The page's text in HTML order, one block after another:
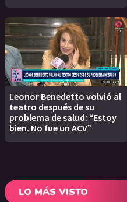
Leonor Benedetto volvió al
teatro después de su
problema de salud: “Estoy
bien. No fue un ACV”
LO MÁS VISTO